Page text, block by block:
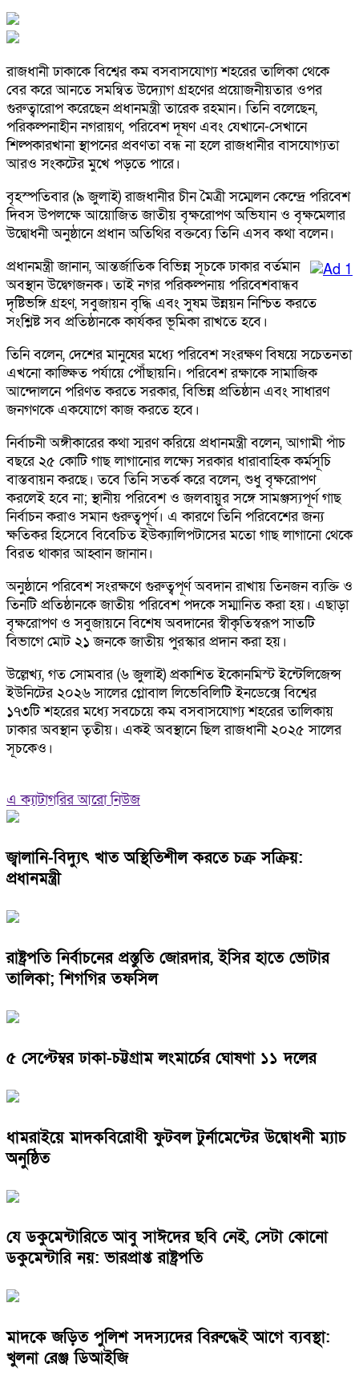
রাজধানী ঢাকাকে বিশ্বের কম বসবাসযোগ্য শহরের তালিকা থেকে
বের করে আনতে সমন্বিত উদ্যোগ গ্রহণের প্রয়োজনীয়তার ওপর
গুরুত্বারোপ করেছেন প্রধানমন্ত্রী তারেক রহমান। তিনি বলেছেন,
পরিকল্পনাহীন নগরায়ণ, পরিবেশ দূষণ এবং যেখানে-সেখানে
শিল্পকারখানা স্থাপনের প্রবণতা বন্ধ না হলে রাজধানীর বাসযোগ্যতা
আরও সংকটের মুখে পড়তে পারে।
বৃহস্পতিবার (৯ জুলাই) রাজধানীর চীন মৈত্রী সম্মেলন কেন্দ্রে পরিবেশ
দিবস উপলক্ষে আয়োজিত জাতীয় বৃক্ষরোপণ অভিযান ও বৃক্ষমেলার
উদ্বোধনী অনুষ্ঠানে প্রধান অতিথির বক্তব্যে তিনি এসব কথা বলেন।
প্রধানমন্ত্রী জানান, আন্তর্জাতিক বিভিন্ন সূচকে ঢাকার বর্তমান
অবস্থান উদ্বেগজনক। তাই নগর পরিকল্পনায় পরিবেশবান্ধব
দৃষ্টিভঙ্গি গ্রহণ, সবুজায়ন বৃদ্ধি এবং সুষম উন্নয়ন নিশ্চিত করতে
সংশ্লিষ্ট সব প্রতিষ্ঠানকে কার্যকর ভূমিকা রাখতে হবে।
তিনি বলেন, দেশের মানুষের মধ্যে পরিবেশ সংরক্ষণ বিষয়ে সচেতনতা
এখনো কাঙ্ক্ষিত পর্যায়ে পৌঁছায়নি। পরিবেশ রক্ষাকে সামাজিক
আন্দোলনে পরিণত করতে সরকার, বিভিন্ন প্রতিষ্ঠান এবং সাধারণ
জনগণকে একযোগে কাজ করতে হবে।
নির্বাচনী অঙ্গীকারের কথা স্মরণ করিয়ে প্রধানমন্ত্রী বলেন, আগামী পাঁচ
বছরে ২৫ কোটি গাছ লাগানোর লক্ষ্যে সরকার ধারাবাহিক কর্মসূচি
বাস্তবায়ন করছে। তবে তিনি সতর্ক করে বলেন, শুধু বৃক্ষরোপণ
করলেই হবে না; স্থানীয় পরিবেশ ও জলবায়ুর সঙ্গে সামঞ্জস্যপূর্ণ গাছ
নির্বাচন করাও সমান গুরুত্বপূর্ণ। এ কারণে তিনি পরিবেশের জন্য
ক্ষতিকর হিসেবে বিবেচিত ইউক্যালিপটাসের মতো গাছ লাগানো থেকে
বিরত থাকার আহ্বান জানান।
অনুষ্ঠানে পরিবেশ সংরক্ষণে গুরুত্বপূর্ণ অবদান রাখায় তিনজন ব্যক্তি ও
তিনটি প্রতিষ্ঠানকে জাতীয় পরিবেশ পদকে সম্মানিত করা হয়। এছাড়া
বৃক্ষরোপণ ও সবুজায়নে বিশেষ অবদানের স্বীকৃতিস্বরূপ সাতটি
বিভাগে মোট ২১ জনকে জাতীয় পুরস্কার প্রদান করা হয়।
উল্লেখ্য, গত সোমবার (৬ জুলাই) প্রকাশিত ইকোনমিস্ট ইন্টেলিজেন্স
ইউনিটের ২০২৬ সালের গ্লোবাল লিভেবিলিটি ইনডেক্সে বিশ্বের
১৭৩টি শহরের মধ্যে সবচেয়ে কম বসবাসযোগ্য শহরের তালিকায়
ঢাকার অবস্থান তৃতীয়। একই অবস্থানে ছিল রাজধানী ২০২৫ সালের
সূচকেও।
এ ক্যাটাগরির আরো নিউজ
জ্বালানি-বিদ্যুৎ খাত অস্থিতিশীল করতে চক্র সক্রিয়:
প্রধানমন্ত্রী
রাষ্ট্রপতি নির্বাচনের প্রস্তুতি জোরদার, ইসির হাতে ভোটার
তালিকা; শিগগির তফসিল
৫ সেপ্টেম্বর ঢাকা-চট্টগ্রাম লংমার্চের ঘোষণা ১১ দলের
ধামরাইয়ে মাদকবিরোধী ফুটবল টুর্নামেন্টের উদ্বোধনী ম্যাচ
অনুষ্ঠিত
যে ডকুমেন্টারিতে আবু সাঈদের ছবি নেই, সেটা কোনো
ডকুমেন্টারি নয়: ভারপ্রাপ্ত রাষ্ট্রপতি
মাদকে জড়িত পুলিশ সদস্যদের বিরুদ্ধেই আগে ব্যবস্থা:
খুলনা রেঞ্জ ডিআইজি